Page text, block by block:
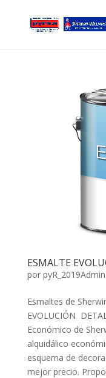
ESMALTE
por pyR_2019Admin
Esmaltes de
EVOLUCIÓN
Económico de
alquidálico
esquema de
mejor precio.